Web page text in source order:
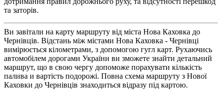
та заторів.
Ви завітали на карту маршруту від міста Нова Каховка до
Чернівців. Відстань між містами Нова Каховка - Чернівці
вимірюється кілометрами, з допомогою гугл карт. Рухаючись
автомобілем дорогами України ви зможете знайти детальний
маршрут, що в свою чергу допоможе порахувати кількість
палива и вартість подорожі. Повна схема маршруту з Нової
Каховки до Чернівців знаходиться відразу під картою.